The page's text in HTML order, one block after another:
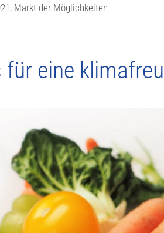
, Markt der Möglichkeiten
für eine